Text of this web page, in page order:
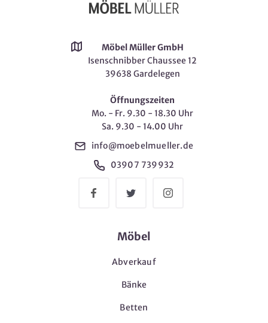
Möbel Müller GmbH
Isenschnibber Chaussee 12
39638 Gardelegen
Öffnungszeiten
Mo. - Fr. 9.30 - 18.30 Uhr
Sa. 9.30 - 14.00 Uhr
info@moebelmueller.de
03907 739932
Möbel
Abverkauf
Bänke
Betten